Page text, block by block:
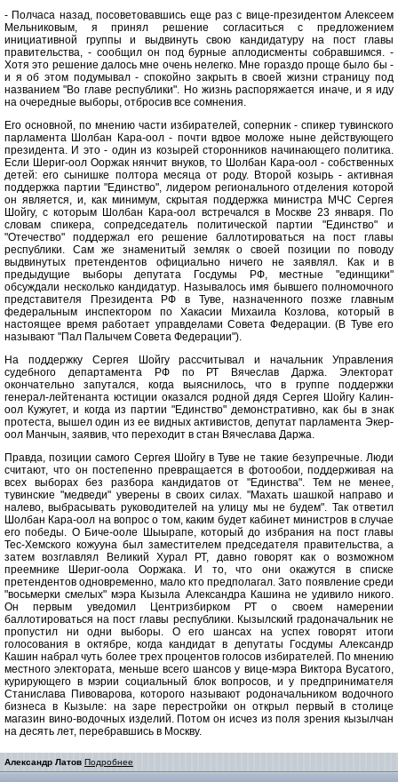
- Полчаса назад, посоветовавшись еще раз с вице-президентом Алексеем
Мельниковым, я принял решение согласиться с предложением
инициативной группы и выдвинуть свою кандидатуру на пост главы
правительства, - сообщил он под бурные аплодисменты собравшимся. -
Хотя это решение далось мне очень нелегко. Мне гораздо проще было бы -
и я об этом подумывал - спокойно закрыть в своей жизни страницу под
названием "Во главе республики". Но жизнь распоряжается иначе, и я иду
на очередные выборы, отбросив все сомнения.
Его основной, по мнению части избирателей, соперник - спикер тувинского
парламента Шолбан Кара-оол - почти вдвое моложе ныне действующего
президента. И это - один из козырей сторонников начинающего политика.
Если Шериг-оол Ооржак нянчит внуков, то Шолбан Кара-оол - собственных
детей: его сынишке полтора месяца от роду. Второй козырь - активная
поддержка партии "Единство", лидером регионального отделения которой
он является, и, как минимум, скрытая поддержка министра МЧС Сергея
Шойгу, с которым Шолбан Кара-оол встречался в Москве 23 января. По
словам спикера, сопредседатель политической партии "Единство" и
"Отечество" поддержал его решение баллотироваться на пост главы
республики. Сам же знаменитый земляк о своей позиции по поводу
выдвинутых претендентов официально ничего не заявлял. Как и в
предыдущие выборы депутата Госдумы РФ, местные "единщики"
обсуждали несколько кандидатур. Называлось имя бывшего полномочного
представителя Президента РФ в Туве, назначенного позже главным
федеральным инспектором по Хакасии Михаила Козлова, который в
настоящее время работает управделами Совета Федерации. (В Туве его
называют "Пал Палычем Совета Федерации").
На поддержку Сергея Шойгу рассчитывал и начальник Управления
судебного департамента РФ по РТ Вячеслав Даржа. Электорат
окончательно запутался, когда выяснилось, что в группе поддержки
генерал-лейтенанта юстиции оказался родной дядя Сергея Шойгу Калин-
оол Кужугет, и когда из партии "Единство" демонстративно, как бы в знак
протеста, вышел один из ее видных активистов, депутат парламента Экер-
оол Манчын, заявив, что переходит в стан Вячеслава Даржа.
Правда, позиции самого Сергея Шойгу в Туве не такие безупречные. Люди
считают, что он постепенно превращается в фотообои, поддерживая на
всех выборах без разбора кандидатов от "Единства". Тем не менее,
тувинские "медведи" уверены в своих силах. "Махать шашкой направо и
налево, выбрасывать руководителей на улицу мы не будем". Так ответил
Шолбан Кара-оол на вопрос о том, каким будет кабинет министров в случае
его победы. О Биче-ооле Шыырапе, который до избрания на пост главы
Тес-Хемского кожууна был заместителем председателя правительства, а
затем возглавлял Великий Хурал РТ, давно говорят как о возможном
преемнике Шериг-оола Ооржака. И то, что они окажутся в списке
претендентов одновременно, мало кто предполагал. Зато появление среди
"восьмерки смелых" мэра Кызыла Александра Кашина не удивило никого.
Он первым уведомил Центризбирком РТ о своем намерении
баллотироваться на пост главы республики. Кызылский градоначальник не
пропустил ни одни выборы. О его шансах на успех говорят итоги
голосования в октябре, когда кандидат в депутаты Госдумы Александр
Кашин набрал чуть более трех процентов голосов избирателей. По мнению
местного электората, меньше всего шансов у вице-мэра Виктора Вусатого,
курирующего в мэрии социальный блок вопросов, и у предпринимателя
Станислава Пивоварова, которого называют родоначальником водочного
бизнеса в Кызыле: на заре перестройки он открыл первый в столице
магазин вино-водочных изделий. Потом он исчез из поля зрения кызылчан
на десять лет, перебравшись в Москву.
Александр Латов Подробнее